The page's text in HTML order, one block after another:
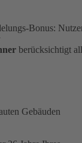
Bonus:
berücksichtigt
Gebäuden